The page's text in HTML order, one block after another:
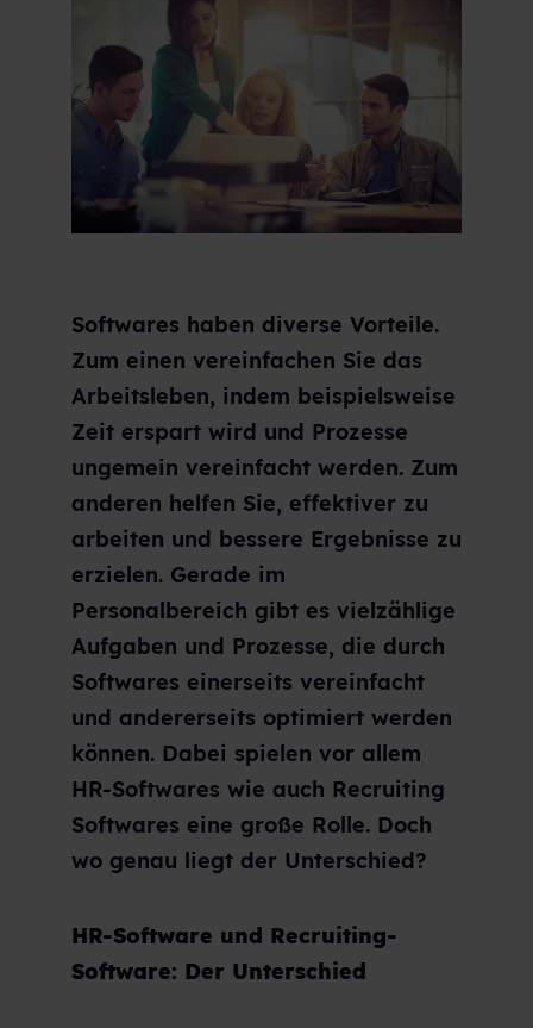
Softwares haben diverse Vorteile.
Zum einen vereinfachen Sie das
Arbeitsleben, indem beispielsweise
Zeit erspart wird und Prozesse
ungemein vereinfacht werden. Zum
anderen helfen Sie, effektiver zu
arbeiten und bessere Ergebnisse zu
erzielen. Gerade im
Personalbereich gibt es vielzählige
Aufgaben und Prozesse, die durch
Softwares einerseits vereinfacht
und andererseits optimiert werden
können. Dabei spielen vor allem
HR-Softwares wie auch Recruiting
Softwares eine große Rolle. Doch
wo genau liegt der Unterschied?
HR-Software und Recruiting-
Software: Der Unterschied